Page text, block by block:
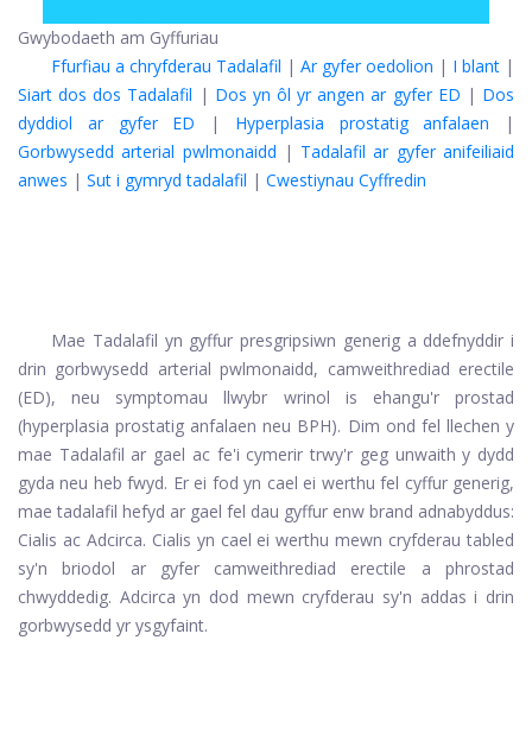
Gwybodaeth am Gyffuriau
Ffurfiau a chryfderau Tadalafil | Ar gyfer oedolion | I blant |
Siart dos dos Tadalafil | Dos yn ôl yr angen ar gyfer ED | Dos
dyddiol ar gyfer ED | Hyperplasia prostatig anfalaen |
Gorbwysedd arterial pwlmonaidd | Tadalafil ar gyfer anifeiliaid
anwes | Sut i gymryd tadalafil | Cwestiynau Cyffredin
Mae Tadalafil yn gyffur presgripsiwn generig a ddefnyddir i
drin gorbwysedd arterial pwlmonaidd, camweithrediad erectile
(ED), neu symptomau llwybr wrinol is ehangu'r prostad
(hyperplasia prostatig anfalaen neu BPH). Dim ond fel llechen y
mae Tadalafil ar gael ac fe'i cymerir trwy'r geg unwaith y dydd
gyda neu heb fwyd. Er ei fod yn cael ei werthu fel cyffur generig,
mae tadalafil hefyd ar gael fel dau gyffur enw brand adnabyddus:
Cialis ac Adcirca. Cialis yn cael ei werthu mewn cryfderau tabled
sy'n briodol ar gyfer camweithrediad erectile a phrostad
chwyddedig. Adcirca yn dod mewn cryfderau sy'n addas i drin
gorbwysedd yr ysgyfaint.